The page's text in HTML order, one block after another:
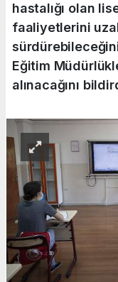
hastalığı olan
faaliyetlerini
Eğitim
alınacağını